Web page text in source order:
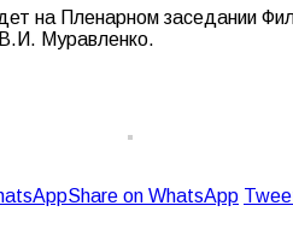
на Пленарном заседании
Муравленко.
Share on WhatsApp